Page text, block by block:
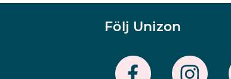
Följ Unizon